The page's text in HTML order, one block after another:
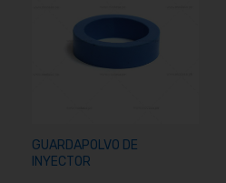
GUARDAPOLVO DE
INYECTOR